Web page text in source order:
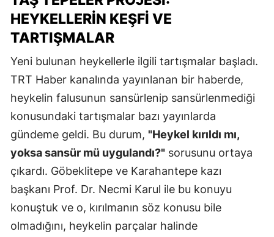
HEYKELLERIN KEŞFI VE
TARTIŞMALAR
Yeni bulunan heykellerle ilgili tartışmalar başladı.
TRT Haber kanalında yayınlanan bir haberde,
heykelin falusunun sansürlenip sansürlenmediği
konusundaki tartışmalar bazı yayınlarda
gündeme geldi. Bu durum, "Heykel kırıldı mı,
yoksa sansür mü uygulandı?" sorusunu ortaya
çıkardı. Göbeklitepe ve Karahantepe kazı
başkanı Prof. Dr. Necmi Karul ile bu konuyu
konuştuk ve o, kırılmanın söz konusu bile
olmadığını, heykelin parçalar halinde